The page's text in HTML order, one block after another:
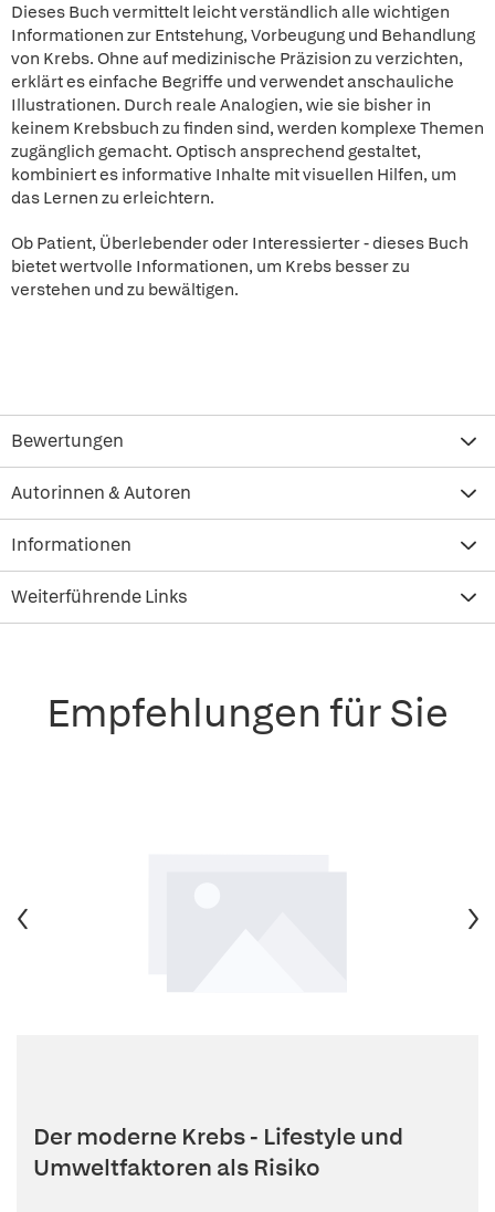
Dieses Buch vermittelt leicht verständlich alle wichtigen
Informationen zur Entstehung, Vorbeugung und Behandlung
von Krebs. Ohne auf medizinische Präzision zu verzichten,
erklärt es einfache Begriffe und verwendet anschauliche
Illustrationen. Durch reale Analogien, wie sie bisher in
keinem Krebsbuch zu finden sind, werden komplexe Themen
zugänglich gemacht. Optisch ansprechend gestaltet,
kombiniert es informative Inhalte mit visuellen Hilfen, um
das Lernen zu erleichtern.
Ob Patient, Überlebender oder Interessierter - dieses Buch
bietet wertvolle Informationen, um Krebs besser zu
verstehen und zu bewältigen.
Bewertungen
Autorinnen & Autoren
Informationen
Weiterführende Links
Empfehlungen für Sie
Der moderne Krebs - Lifestyle und
Umweltfaktoren als Risiko